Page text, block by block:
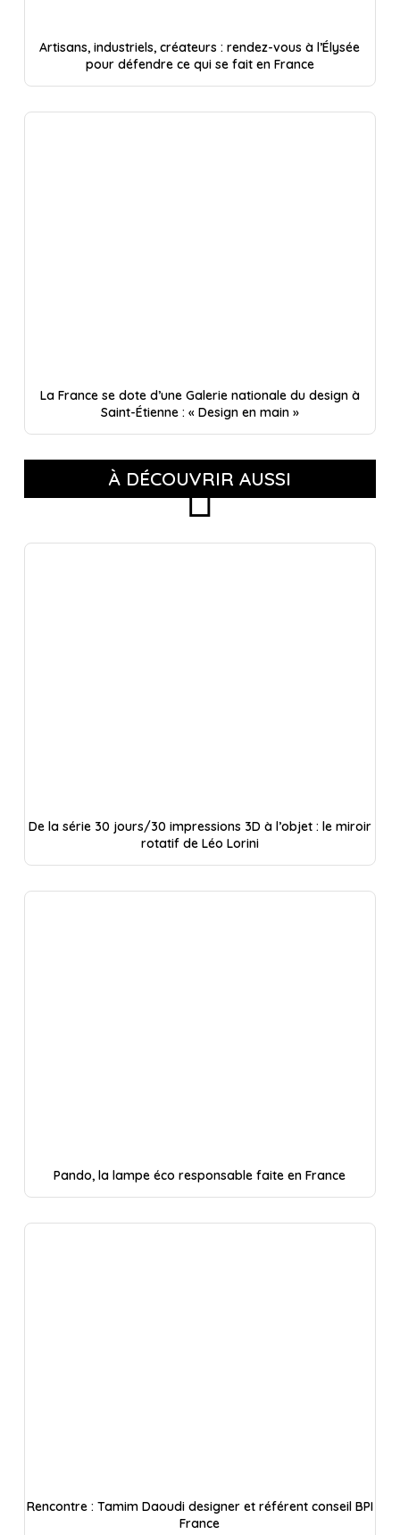
Artisans, industriels, créateurs : rendez-vous à l’Élysée
pour défendre ce qui se fait en France
La France se dote d’une Galerie nationale du design à
Saint-Étienne : « Design en main »
À DÉCOUVRIR AUSSI
De la série 30 jours/30 impressions 3D à l’objet : le miroir
rotatif de Léo Lorini
Pando, la lampe éco responsable faite en France
Rencontre : Tamim Daoudi designer et référent conseil BPI
France